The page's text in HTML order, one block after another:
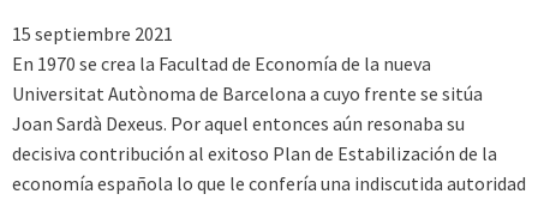
15 septiembre 2021
En 1970 se crea la Facultad de Economía de la nueva
Universitat Autònoma de Barcelona a cuyo frente se sitúa
Joan Sardà Dexeus. Por aquel entonces aún resonaba su
decisiva contribución al exitoso Plan de Estabilización de la
economía española lo que le confería una indiscutida autoridad